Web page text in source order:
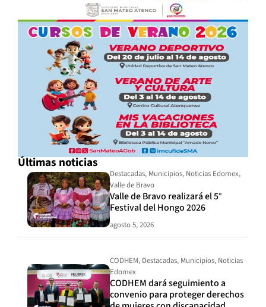
Últimas noticias
Destacadas, Municipios, Noticias Edomex,
Valle de Bravo
Valle de Bravo realizará el 5°
Festival del Hongo 2026
agosto 5, 2026
CODHEM, Destacadas, Municipios, Noticias
Edomex
CODHEM dará seguimiento a
convenio para proteger derechos